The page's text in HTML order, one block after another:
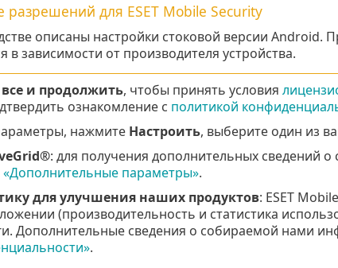
разрешений для ESET Mobile Security
описаны настройки стоковой версии Android.
в зависимости от производителя устройства.
и продолжить, чтобы принять условия
ознакомление с политикой
нажмите Настроить, выберите один из
: для получения дополнительных сведений о
«Дополнительные параметры».
для улучшения наших продуктов: ESET
(производительность и статистика
Дополнительные сведения о собираемой нами
.